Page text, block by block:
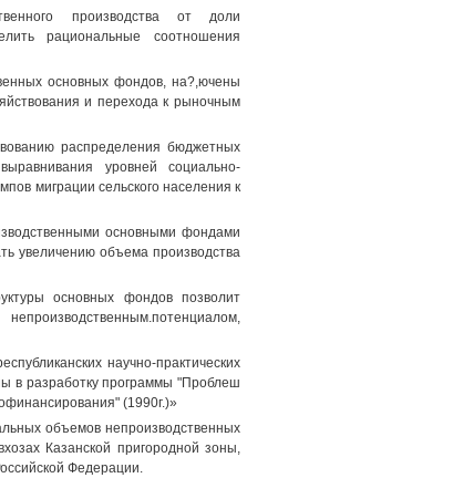
производства от доли
рациональные соотношения
основных фондов, на?,ючены
и перехода к рыночным
распределения бюджетных
уровней социально-
миграции сельского населения к
основными фондами
увеличению объема производства
основных фондов позволит
научно-практических
в разработку программы "Проблеш
(1990г.)»
объемов непроизводственных
Казанской пригородной зоны,
Федерации.